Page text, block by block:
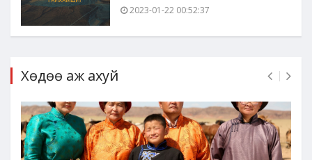
2023-01-22 00:52:37
Хөдөө аж ахуй